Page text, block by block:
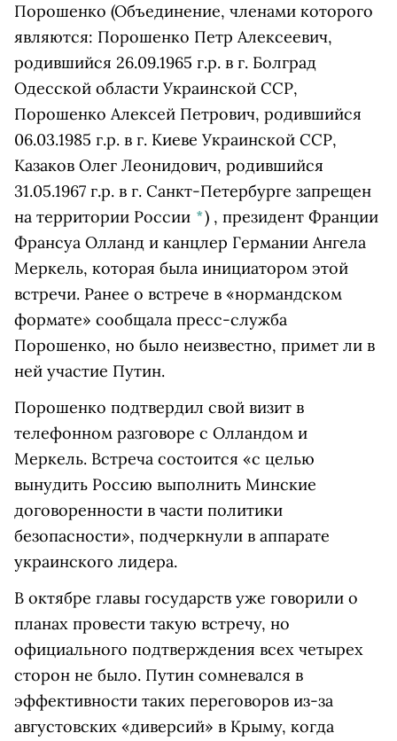
Порошенко (Объединение, членами которого
являются: Порошенко Петр Алексеевич,
родившийся 26.09.1965 г.р. в г. Болград
Одесской области Украинской ССР,
Порошенко Алексей Петрович, родившийся
06.03.1985 г.р. в г. Киеве Украинской ССР,
Казаков Олег Леонидович, родившийся
31.05.1967 г.р. в г. Санкт-Петербурге запрещен
на территории России *) , президент Франции
Франсуа Олланд и канцлер Германии Ангела
Меркель, которая была инициатором этой
встречи. Ранее о встрече в «нормандском
формате» сообщала пресс-служба
Порошенко, но было неизвестно, примет ли в
ней участие Путин.
Порошенко подтвердил свой визит в
телефонном разговоре с Олландом и
Меркель. Встреча состоится «с целью
вынудить Россию выполнить Минские
договоренности в части политики
безопасности», подчеркнули в аппарате
украинского лидера.
В октябре главы государств уже говорили о
планах провести такую встречу, но
официального подтверждения всех четырех
сторон не было. Путин сомневался в
эффективности таких переговоров из-за
августовских «диверсий» в Крыму, когда